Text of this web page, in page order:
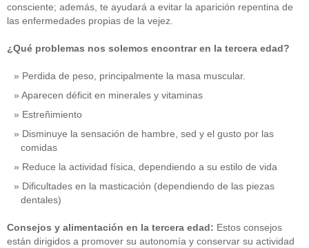
consciente; además, te ayudará a evitar la aparición repentina de
las enfermedades propias de la vejez.
¿Qué problemas nos solemos encontrar en la tercera edad?
Perdida de peso, principalmente la masa muscular.
Aparecen déficit en minerales y vitaminas
Estreñimiento
Disminuye la sensación de hambre, sed y el gusto por las
comidas
Reduce la actividad física, dependiendo a su estilo de vida
Dificultades en la masticación (dependiendo de las piezas
dentales)
Consejos y alimentación en la tercera edad: Estos consejos
están dirigidos a promover su autonomía y conservar su actividad